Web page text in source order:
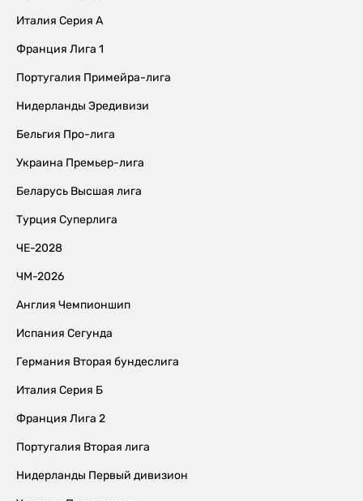
Италия Серия А
Франция Лига 1
Португалия Примейра-лига
Нидерланды Эредивизи
Бельгия Про-лига
Украина Премьер-лига
Беларусь Высшая лига
Турция Суперлига
ЧЕ-2028
ЧМ-2026
Англия Чемпионшип
Испания Сегунда
Германия Вторая бундеслига
Италия Серия Б
Франция Лига 2
Португалия Вторая лига
Нидерланды Первый дивизион